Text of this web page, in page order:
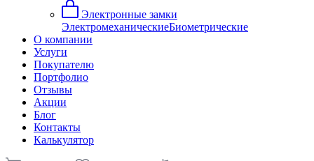
Электронные замки
ЭлектромеханическиеБиометрические
О компании
Услуги
Покупателю
Портфолио
Отзывы
Акции
Блог
Контакты
Калькулятор